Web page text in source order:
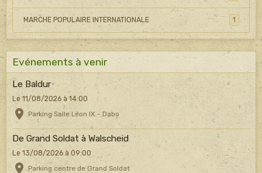
MARCHE POPULAIRE INTERNATIONALE 1
Evénements à venir
Le Baldur
Le 11/08/2026 à 14:00
Parking Salle Léon IX - Dabo
De Grand Soldat à Walscheid
Le 13/08/2026 à 09:00
Parking centre de Grand Soldat